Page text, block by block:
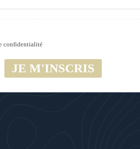
confidentialité